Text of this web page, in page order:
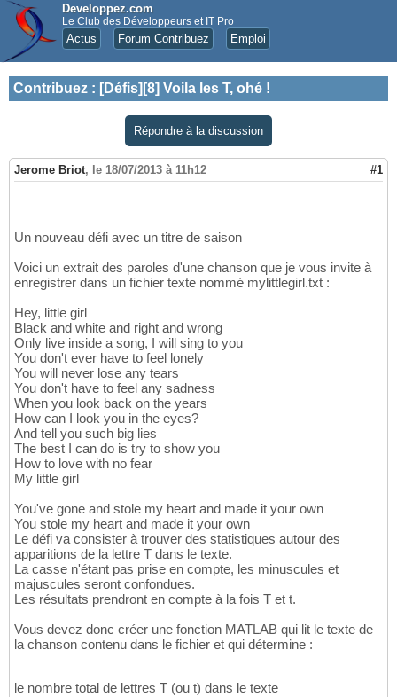
Developpez.com
Le Club des Développeurs et IT Pro
Actus Forum Contribuez Emploi
Contribuez : [Défis][8] Voila les T, ohé !
Répondre à la discussion
Jerome Briot, le 18/07/2013 à 11h12 #1
Un nouveau défi avec un titre de saison
Voici un extrait des paroles d'une chanson que je vous invite à
enregistrer dans un fichier texte nommé mylittlegirl.txt :
Hey, little girl
Black and white and right and wrong
Only live inside a song, I will sing to you
You don't ever have to feel lonely
You will never lose any tears
You don't have to feel any sadness
When you look back on the years
How can I look you in the eyes?
And tell you such big lies
The best I can do is try to show you
How to love with no fear
My little girl
You've gone and stole my heart and made it your own
You stole my heart and made it your own
Le défi va consister à trouver des statistiques autour des
apparitions de la lettre T dans le texte.
La casse n'étant pas prise en compte, les minuscules et
majuscules seront confondues.
Les résultats prendront en compte à la fois T et t.
Vous devez donc créer une fonction MATLAB qui lit le texte de
la chanson contenu dans le fichier et qui détermine :
le nombre total de lettres T (ou t) dans le texte